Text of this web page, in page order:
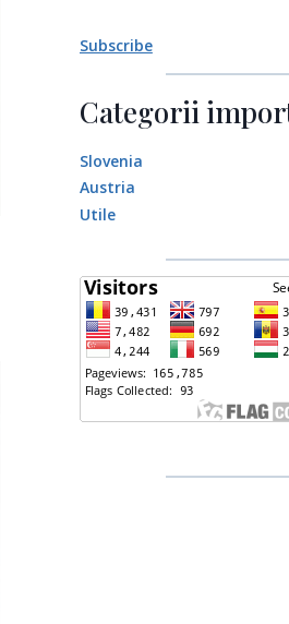
Subscribe
Categorii
Slovenia
Austria
Utile